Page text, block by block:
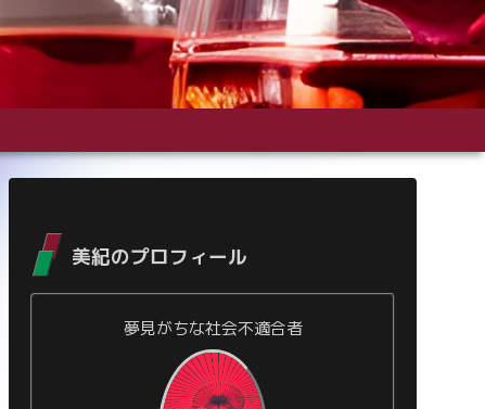
美紀のプロフィール
夢見がちな社会不適合者